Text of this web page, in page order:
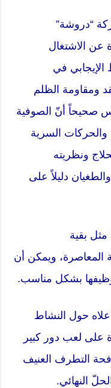
“دروشة”
عن الاشتغال
الإيجابي في
ومقاومة الظلم
صحيحاً أنّ الصوفية
والحركات السرية
ونظريته
دليلاً على
بقية
المعاصرة، ويمكن أن
توظيفها بشكل مناسب.
حول النشاط
على لعب دور كبير
التطرف العنيف
النهائي.